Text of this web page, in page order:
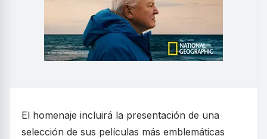
El homenaje incluirá la presentación de una
selección de sus películas más emblemáticas